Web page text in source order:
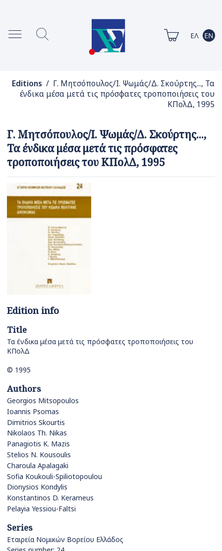
Editions / Γ. Μητσόπουλος/Ι. Ψωμάς/Δ. Σκούρτης..., Τα
ένδικα μέσα μετά τις πρόσφατες τροποποιήσεις του
ΚΠολΔ, 1995
Γ. Μητσόπουλος/Ι. Ψωμάς/Δ. Σκούρτης...,
Τα ένδικα μέσα μετά τις πρόσφατες
τροποποιήσεις του ΚΠολΔ, 1995
Edition info
Title
Τα ένδικα μέσα μετά τις πρόσφατες τροποποιήσεις του
ΚΠολΔ
© 1995
Authors
Georgios Mitsopoulos
Ioannis Psomas
Dimitrios Skourtis
Nikolaos Th. Nikas
Panagiotis K. Mazis
Stelios N. Kousoulis
Charoula Apalagaki
Sofia Koukouli-Spiliotopoulou
Dionysios Kondylis
Konstantinos D. Kerameus
Pelayia Yessiou-Faltsi
Series
Εταιρεία Νομικών Βορείου Ελλάδος